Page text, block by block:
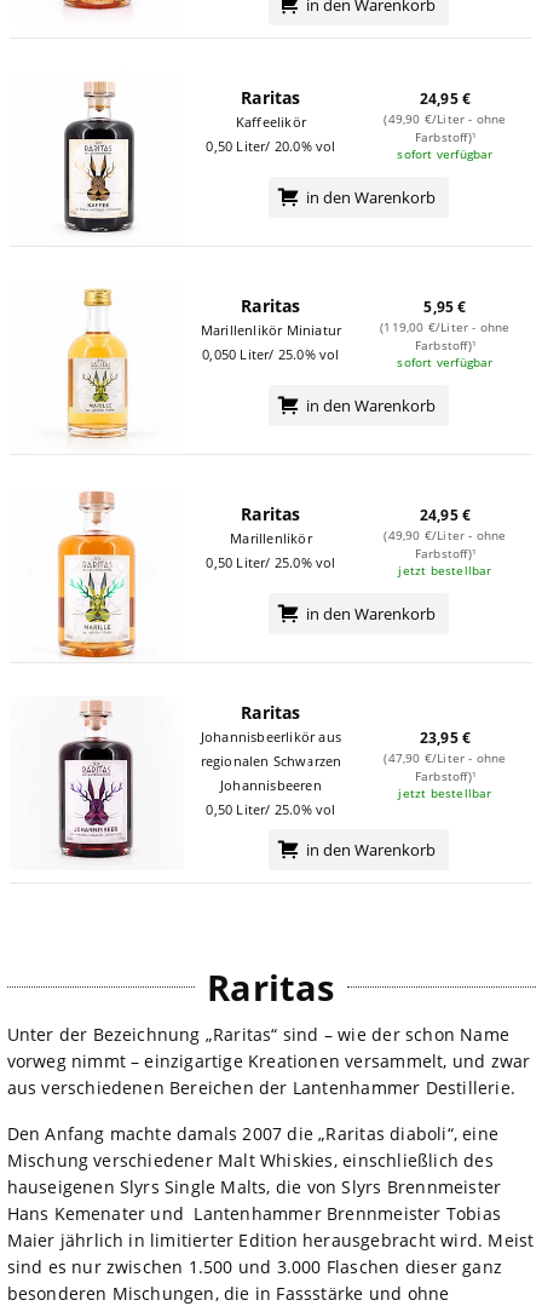
Raritas
Kaffeelikör
0,50 Liter/ 20.0% vol
24,95 €
(49,90 €/Liter - ohne
Farbstoff)¹
sofort verfügbar
in den Warenkorb
Raritas
Marillenlikör Miniatur
0,050 Liter/ 25.0% vol
5,95 €
(119,00 €/Liter - ohne
Farbstoff)¹
sofort verfügbar
in den Warenkorb
Raritas
Marillenlikör
0,50 Liter/ 25.0% vol
24,95 €
(49,90 €/Liter - ohne
Farbstoff)¹
jetzt bestellbar
in den Warenkorb
Raritas
Johannisbeerlikör aus
regionalen Schwarzen
Johannisbeeren
0,50 Liter/ 25.0% vol
23,95 €
(47,90 €/Liter - ohne
Farbstoff)¹
jetzt bestellbar
in den Warenkorb
Raritas
Unter der Bezeichnung „Raritas“ sind – wie der schon Name
vorweg nimmt – einzigartige Kreationen versammelt, und zwar
aus verschiedenen Bereichen der Lantenhammer Destillerie.
Den Anfang machte damals 2007 die „Raritas diaboli“, eine
Mischung verschiedener Malt Whiskies, einschließlich des
hauseigenen Slyrs Single Malts, die von Slyrs Brennmeister
Hans Kemenater und Lantenhammer Brennmeister Tobias
Maier jährlich in limitierter Edition herausgebracht wird. Meist
sind es nur zwischen 1.500 und 3.000 Flaschen dieser ganz
besonderen Mischungen, die in Fassstärke und ohne